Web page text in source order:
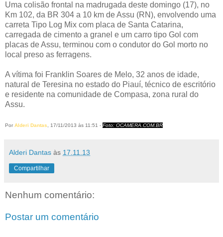
Uma colisão frontal na madrugada deste domingo (17), no
Km 102, da BR 304 a 10 km de Assu (RN), envolvendo uma
carreta Tipo Log Mix com placa de Santa Catarina,
carregada de cimento a granel e um carro tipo Gol com
placas de Assu, terminou com o condutor do Gol morto no
local preso as ferragens.
A vítima foi Franklin Soares de Melo, 32 anos de idade,
natural de Teresina no estado do Piauí, técnico de escritório
e residente na comunidade de Compasa, zona rural do
Assu.
Por Alderi Dantas, 17/11/2013 às 11:51 - Foto: OCAMERA.COM.BR
Alderi Dantas às 17.11.13
Compartilhar
Nenhum comentário:
Postar um comentário